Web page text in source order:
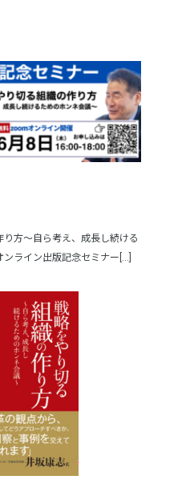
り方～自ら考え、成長し続ける
ライン出版記念セミナー[...]